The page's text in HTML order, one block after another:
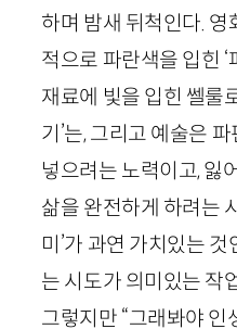
하며 밤새 뒤척인다.
적으로 파란색을 입힌 ‘
재료에 빛을 입힌 쎌룰
기’는, 그리고 예술은
넣으려는 노력이고, 잃
삶을 완전하게 하려는
미’가 과연 가치있는
는 시도가 의미있는 작
그렇지만 “그래봐야 인